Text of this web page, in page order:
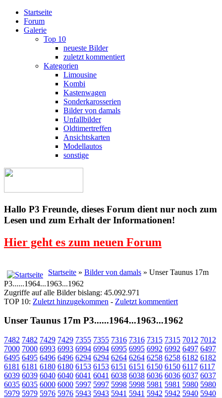
Startseite
Forum
Galerie
Top 10
neueste Bilder
zuletzt kommentiert
Kategorien
Limousine
Kombi
Kastenwagen
Sonderkarosserien
Bilder von damals
Unfallbilder
Oldtimertreffen
Ansichtskarten
Modellautos
sonstige
Hallo P3 Freunde, dieses Forum dient nur noch zum
Lesen und zum Erhalt der Informationen!
Hier geht es zum neuen Forum
Startseite » Bilder von damals » Unser Taunus 17m
P3......1964...1963...1962
Zugriffe auf alle Bilder bislang: 45.092.971
TOP 10: Zuletzt hinzugekommen - Zuletzt kommentiert
Unser Taunus 17m P3......1964...1963...1962
7482 7482 7429 7429 7355 7355 7316 7316 7315 7315 7012 7012
7000 7000 6993 6993 6994 6994 6995 6995 6992 6992 6497 6497
6495 6495 6496 6496 6294 6294 6264 6264 6258 6258 6182 6182
6181 6181 6180 6180 6153 6153 6151 6151 6150 6150 6117 6117
6039 6039 6040 6040 6041 6041 6038 6038 6036 6036 6037 6037
6035 6035 6000 6000 5997 5997 5998 5998 5981 5981 5980 5980
5979 5979 5976 5976 5943 5943 5941 5941 5942 5942 5940 5940